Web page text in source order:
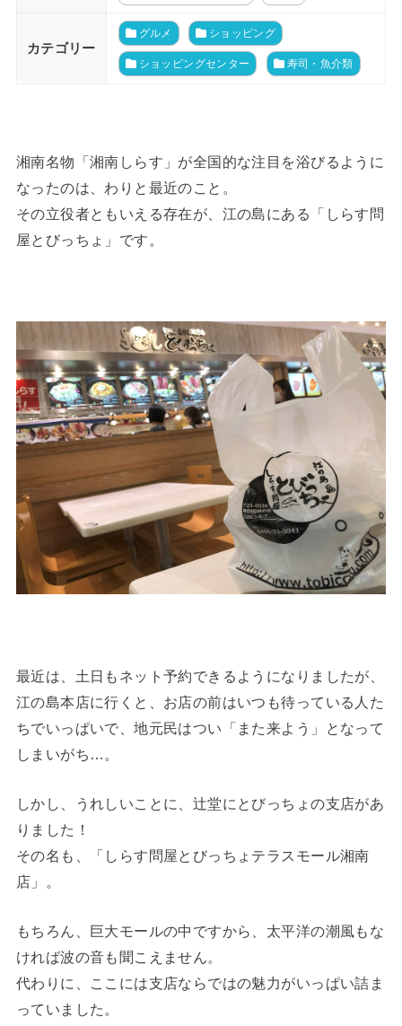
カテゴリー
グルメ ショッピング
ショッピングセンター 寿司・魚介類
湘南名物「湘南しらす」が全国的な注目を浴びるように
なったのは、わりと最近のこと。
その立役者ともいえる存在が、江の島にある「しらす問
屋とびっちょ」です。
最近は、土日もネット予約できるようになりましたが、
江の島本店に行くと、お店の前はいつも待っている人た
ちでいっぱいで、地元民はつい「また来よう」となって
しまいがち…。
しかし、うれしいことに、辻堂にとびっちょの支店があ
りました！
その名も、「しらす問屋とびっちょテラスモール湘南
店」。
もちろん、巨大モールの中ですから、太平洋の潮風もな
ければ波の音も聞こえません。
代わりに、ここには支店ならではの魅力がいっぱい詰ま
っていました。